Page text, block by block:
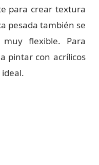
para crear textura
pesada también se
flexible. Para
pintar con acrílicos